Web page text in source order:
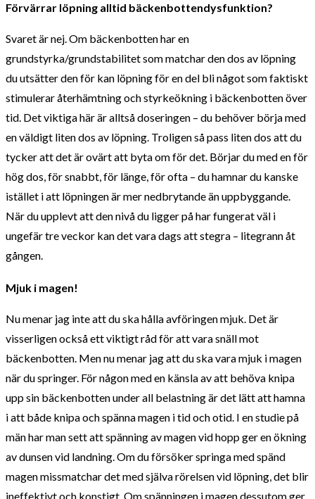
Förvärrar löpning alltid bäckenbottendysfunktion?
Svaret är nej. Om bäckenbotten har en
grundstyrka/grundstabilitet som matchar den dos av löpning
du utsätter den för kan löpning för en del bli något som faktiskt
stimulerar återhämtning och styrkeökning i bäckenbotten över
tid. Det viktiga här är alltså doseringen – du behöver börja med
en väldigt liten dos av löpning. Troligen så pass liten dos att du
tycker att det är ovärt att byta om för det. Börjar du med en för
hög dos, för snabbt, för länge, för ofta – du hamnar du kanske
istället i att löpningen är mer nedbrytande än uppbyggande.
När du upplevt att den nivå du ligger på har fungerat väl i
ungefär tre veckor kan det vara dags att stegra – litegrann åt
gången.
Mjuk i magen!
Nu menar jag inte att du ska hålla avföringen mjuk. Det är
visserligen också ett viktigt råd för att vara snäll mot
bäckenbotten. Men nu menar jag att du ska vara mjuk i magen
när du springer. För någon med en känsla av att behöva knipa
upp sin bäckenbotten under all belastning är det lätt att hamna
i att både knipa och spänna magen i tid och otid. I en studie på
män har man sett att spänning av magen vid hopp ger en ökning
av dunsen vid landning. Om du försöker springa med spänd
magen missmatchar det med själva rörelsen vid löpning, det blir
ineffektivt och konstigt. Om spänningen i magen dessutom ger